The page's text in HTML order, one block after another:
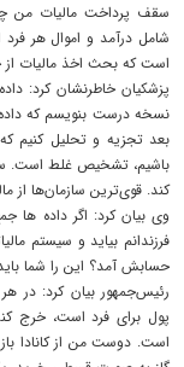
سقف پرداخت مالیات من
شامل درآمد و اموال هر
است که بحث اخذ مالیات
پزشکیان خاطرنشان کرد:
نسخه درست بنویسم که
بعد تجزیه و تحلیل کنیم
باشیم، تشخیص غلط است.
کند. قوی‌ترین سازمان‌ها از
وی بیان کرد: اگر داده ها
فرزندانم بیاید و سیستم
حسابش آمد؟ این را شما باید
رئیس‌جمهور بیان کرد: در
پول برای فرد است، خرج
است. دوست من از کانادا